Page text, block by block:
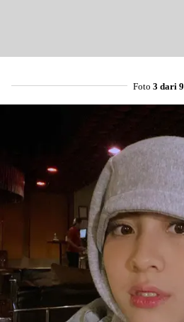
Foto 3 dari 9